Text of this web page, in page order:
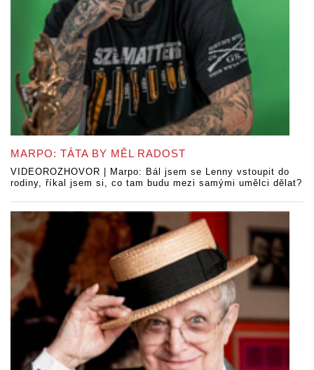
MARPO: TÁTA BY MĚL RADOST
VIDEOROZHOVOR | Marpo: Bál jsem se Lenny vstoupit do
rodiny, říkal jsem si, co tam budu mezi samými umělci dělat?